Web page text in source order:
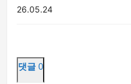
26.05.24
댓글 0